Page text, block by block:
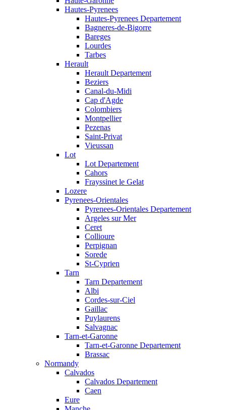
Hautes-Pyrenees
Hautes-Pyrenees Departement
Bagneres-de-Bigorre
Bareges
Lourdes
Tarbes
Herault
Herault Departement
Beziers
Canal-du-Midi
Cap d'Agde
Colombiers
Montpellier
Pezenas
Saint-Privat
Vieussan
Lot
Lot Departement
Cahors
Frayssinet le Gelat
Lozere
Pyrenees-Orientales
Pyrenees-Orientales Departement
Argeles sur Mer
Ceret
Collioure
Perpignan
Sorede
St-Cyprien
Tarn
Tarn Departement
Albi
Cordes-sur-Ciel
Gaillac
Puylaurens
Salvagnac
Tarn-et-Garonne
Tarn-et-Garonne Departement
Brassac
Normandy
Calvados
Calvados Departement
Caen
Eure